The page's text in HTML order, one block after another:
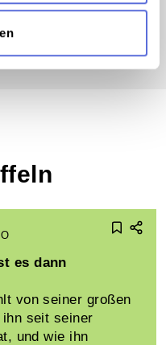
es dann
von seiner großen
seit seiner
und wie ihn